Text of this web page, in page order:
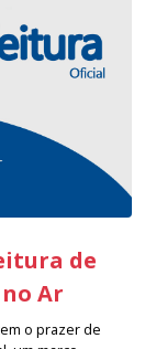
de
Ar
o prazer de